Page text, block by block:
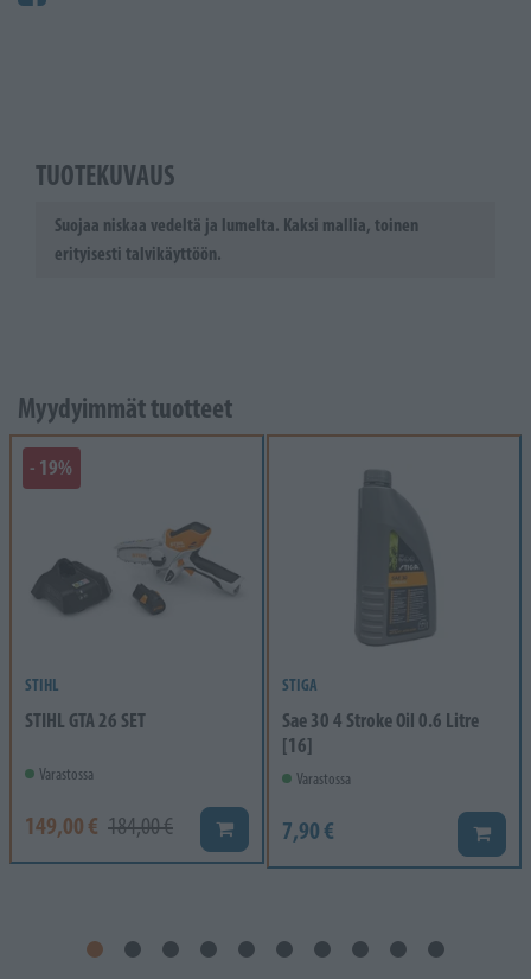
TUOTEKUVAUS
Suojaa niskaa vedeltä ja lumelta. Kaksi mallia, toinen
erityisesti talvikäyttöön.
Myydyimmät tuotteet
- 19%
STIHL
STIHL GTA 26 SET
Varastossa
149,00 € 184,00 € Lisää koriin
STIGA
Sae 30 4 Stroke Oil 0.6 Litre
[16]
Varastossa
7,90 € Lisää